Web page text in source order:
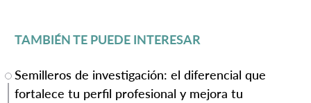
TAMBIÉN TE PUEDE INTERESAR
Semilleros de investigación: el diferencial que
fortalece tu perfil profesional y mejora tu